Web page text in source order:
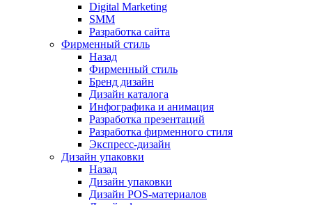
Digital Marketing
SMM
Разработка сайта
Фирменный стиль
Назад
Фирменный стиль
Бренд дизайн
Дизайн каталога
Инфографика и анимация
Разработка презентаций
Разработка фирменного стиля
Экспресс-дизайн
Дизайн упаковки
Назад
Дизайн упаковки
Дизайн POS-материалов